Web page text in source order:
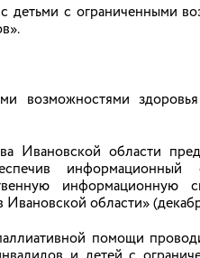
среда полна не только
безопасности должны
начальника
детьми с ограниченными
возможностями
Ивановской области
информационную
области»
помощи